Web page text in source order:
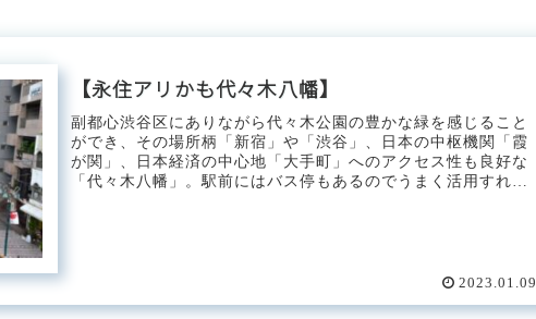
【永住アリかも代々木八幡】
副都心渋谷区にありながら代々木公園の豊かな緑を感じること
ができ、その場所柄「新宿」や「渋谷」、日本の中枢機関「霞
が関」、日本経済の中心地「大手町」へのアクセス性も良好な
「代々木八幡」。駅前にはバス停もあるのでうまく活用すれば
2023.01.09